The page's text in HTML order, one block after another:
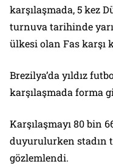
karşılaşmada, 5 kez
turnuva tarihinde
ülkesi olan Fas karşı
Brezilya’da yıldız
karşılaşmada forma
Karşılaşmayı 80 bin
duyurulurken stadın
gözlemlendi.